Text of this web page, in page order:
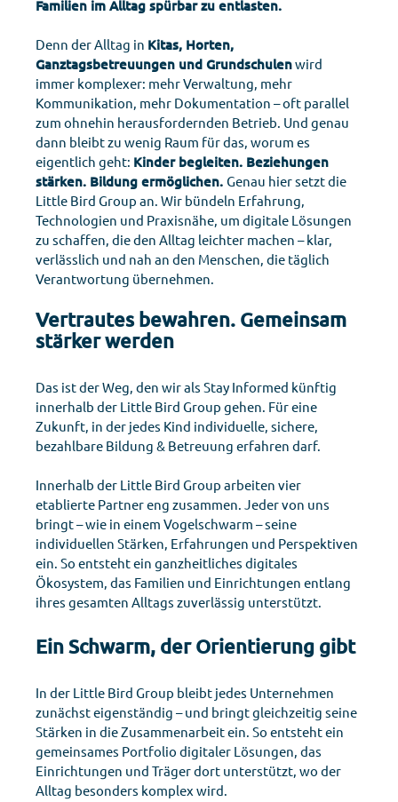
Familien im Alltag spürbar zu entlasten.
Denn der Alltag in Kitas, Horten,
Ganztagsbetreuungen und Grundschulenwird
immer komplexer: mehr Verwaltung, mehr
Kommunikation, mehr Dokumentation – oft parallel
zum ohnehin herausfordernden Betrieb. Und genau
dann bleibt zu wenig Raum für das, worum es
eigentlich geht: Kinder begleiten. Beziehungen
stärken. Bildung ermöglichen. Genau hier setzt die
Little Bird Group an. Wir bündeln Erfahrung,
Technologien und Praxisnähe, um digitale Lösungen
zu schaffen, die den Alltag leichter machen – klar,
verlässlich und nah an den Menschen, die täglich
Verantwortung übernehmen.
Vertrautes bewahren. Gemeinsam
stärker werden
Das ist der Weg, den wir als Stay Informed künftig
innerhalb der Little Bird Group gehen. Für eine
Zukunft, in der jedes Kind individuelle, sichere,
bezahlbare Bildung & Betreuung erfahren darf.
Innerhalb der Little Bird Group arbeiten vier
etablierte Partner eng zusammen. Jeder von uns
bringt – wie in einem Vogelschwarm – seine
individuellen Stärken, Erfahrungen und Perspektiven
ein. So entsteht ein ganzheitliches digitales
Ökosystem, das Familien und Einrichtungen entlang
ihres gesamten Alltags zuverlässig unterstützt.
Ein Schwarm, der Orientierung gibt
In der Little Bird Group bleibt jedes Unternehmen
zunächst eigenständig – und bringt gleichzeitig seine
Stärken in die Zusammenarbeit ein. So entsteht ein
gemeinsames Portfolio digitaler Lösungen, das
Einrichtungen und Träger dort unterstützt, wo der
Alltag besonders komplex wird.